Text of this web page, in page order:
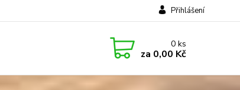
Přihlášení
0ks
za 0,00 Kč